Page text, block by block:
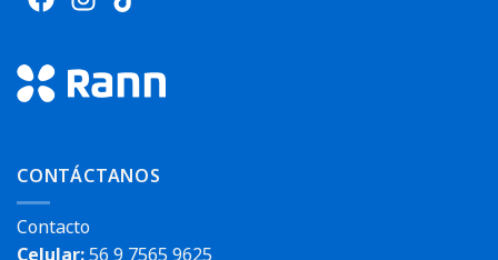
CONTÁCTANOS
Contacto
Celular:56 9 7565 9625